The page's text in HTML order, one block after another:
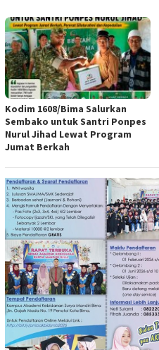
Kodim 1608/Bima Salurkan
Sembako untuk Santri Ponpes
Nurul Jihad Lewat Program
Jumat Berkah